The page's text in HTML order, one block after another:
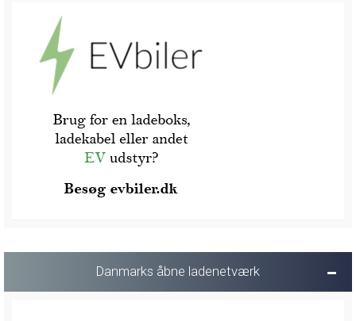
Danmarks åbne ladenetværk